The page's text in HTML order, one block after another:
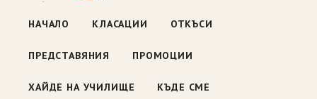
НАЧАЛО КЛАСАЦИИ ОТКЪСИ
ПРЕДСТАВЯНИЯ ПРОМОЦИИ
ХАЙДЕ НА УЧИЛИЩЕ КЪДЕ СМЕ